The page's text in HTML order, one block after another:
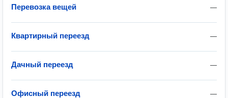
—
Перевозка вещей
—
Квартирный переезд
—
Дачный переезд
—
Офисный переезд